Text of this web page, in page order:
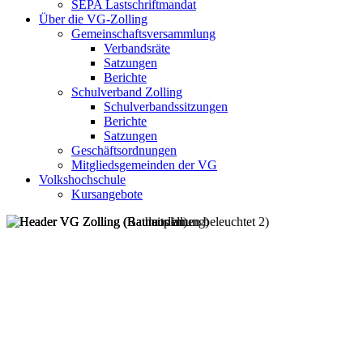
SEPA Lastschriftmandat
Über die VG-Zolling
Gemeinschaftsversammlung
Verbandsräte
Satzungen
Berichte
Schulverband Zolling
Schulverbandssitzungen
Berichte
Satzungen
Geschäftsordnungen
Mitgliedsgemeinden der VG
Volkshochschule
Kursangebote